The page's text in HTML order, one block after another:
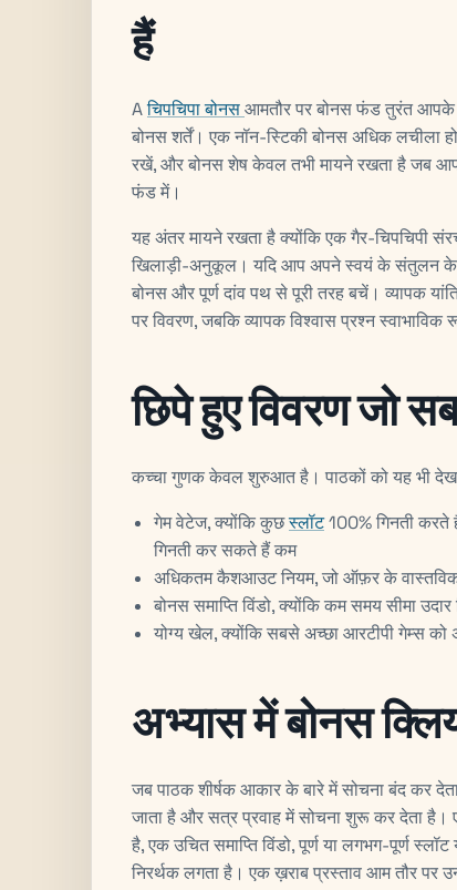
हैं
Aचिपचिपा बोनसआमतौर पर बोनस फंड तुरंत
बोनस शर्तें। एक नॉन-स्टिकी बोनस अधिक
रखें, और बोनस शेष केवल तभी मायने रखता है जब
फंड में।
यह अंतर मायने रखता है क्योंकि एक गैर-चिपचिपी
खिलाड़ी-अनुकूल। यदि आप अपने स्वयं के संतुलन के
बोनस और पूर्ण दांव पथ से पूरी तरह बचें। व्यापक
पर विवरण, जबकि व्यापक विश्वास प्रश्न
छिपे हुए विवरण जो
कच्चा गुणक केवल शुरुआत है। पाठकों को यह भी
गेम वेटेज, क्योंकि कुछस्लॉट100% गिनती
गिनती कर सकते हैं कम
अधिकतम कैशआउट नियम, जो ऑफ़र के
बोनस समाप्ति विंडो, क्योंकि कम समय सीमा
योग्य खेल, क्योंकि सबसे अच्छा आरटीपी गेम्स को
अभ्यास में बोनस
जब पाठक शीर्षक आकार के बारे में सोचना बंद कर
जाता है और सत्र प्रवाह में सोचना शुरू कर देता है।
है, एक उचित समाप्ति विंडो, पूर्ण या लगभग-पूर्ण
निरर्थक लगता है। एक ख़राब प्रस्ताव आम तौर